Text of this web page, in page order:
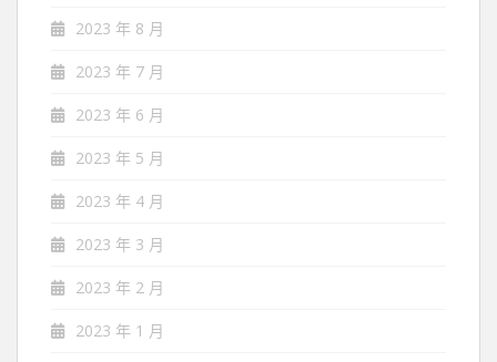
2023 年 8 月
2023 年 7 月
2023 年 6 月
2023 年 5 月
2023 年 4 月
2023 年 3 月
2023 年 2 月
2023 年 1 月